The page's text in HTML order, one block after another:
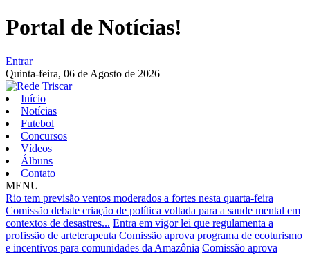
Portal de Notícias!
Entrar
Quinta-feira, 06 de Agosto de 2026
Início
Notícias
Futebol
Concursos
Vídeos
Álbuns
Contato
MENU
Rio tem previsão ventos moderados a fortes nesta quarta-feira
Comissão debate criação de política voltada para a saude mental em
contextos de desastres... Entra em vigor lei que regulamenta a
profissão de arteterapeuta Comissão aprova programa de ecoturismo
e incentivos para comunidades da Amazônia Comissão aprova